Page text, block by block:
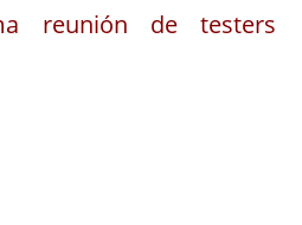
reunión de testers